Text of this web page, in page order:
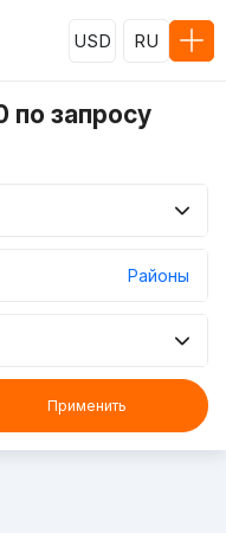
USD RU
по запросу
Районы
Применить